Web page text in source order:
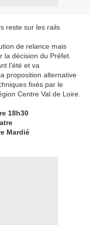
reste sur les rails
de relance mais
la décision du Préfet.
l'été et va
proposition alternative
fixés par le
Centre Val de Loire.
18h30
Mardié